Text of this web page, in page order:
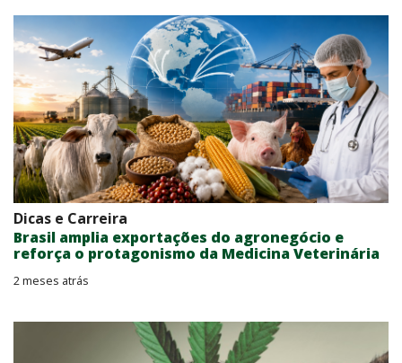
Dicas e Carreira
Brasil amplia exportações do agronegócio e
reforça o protagonismo da Medicina Veterinária
2 meses atrás